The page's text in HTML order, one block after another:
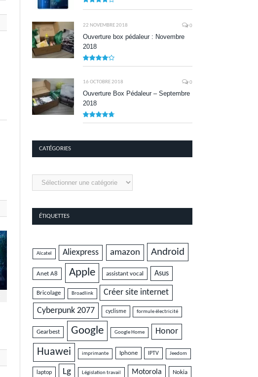
22 NOVEMBRE 2018 0
Ouverture box pédaleur : Novembre
2018
16 OCTOBRE 2018 0
Ouverture Box Pédaleur – Septembre
2018
CATÉGORIES
Catégories
ÉTIQUETTES
Alcatel Aliexpress amazon Android
Anet A8 Apple assistant vocal Asus
Bricolage Broadlink Créer site internet
Cyberpunk 2077 cyclisme formule électricité
Gearbest Google Google Home Honor
Huawei imprimante Iphone IPTV Jeedom
laptop Lg Législation travail Motorola Nokia